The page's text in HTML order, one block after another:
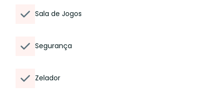
Sala de Jogos
Segurança
Zelador